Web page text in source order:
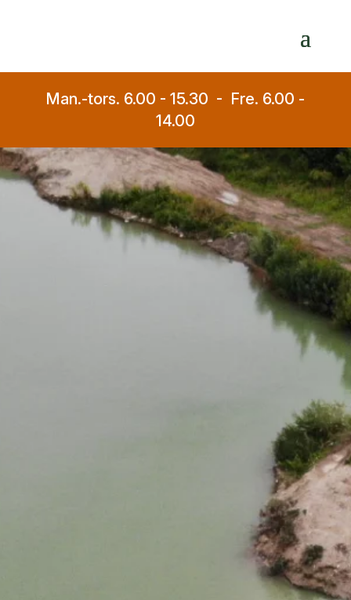
Man.-tors. 6.00 - 15.30 - Fre. 6.00 -
14.00